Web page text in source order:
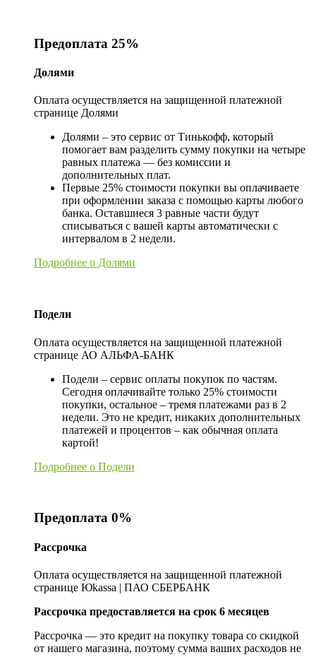
Предоплата 25%
Долями
Оплата осуществляется на защищенной платежной
странице Долями
Долями – это сервис от Тинькофф, который
помогает вам разделить сумму покупки на четыре
равных платежа — без комиссии и
дополнительных плат.
Первые 25% стоимости покупки вы оплачиваете
при оформлении заказа с помощью карты любого
банка. Оставшиеся 3 равные части будут
списываться с вашей карты автоматически с
интервалом в 2 недели.
Подробнее о Долями
Подели
Оплата осуществляется на защищенной платежной
странице АО АЛЬФА-БАНК
Подели – сервис оплаты покупок по частям.
Сегодня оплачивайте только 25% стоимости
покупки, остальное – тремя платежами раз в 2
недели. Это не кредит, никаких дополнительных
платежей и процентов – как обычная оплата
картой!
Подробнее о Подели
Предоплата 0%
Рассрочка
Оплата осуществляется на защищенной платежной
странице Юkassa | ПАО СБЕРБАНК
Рассрочка предоставляется на срок 6 месяцев
Рассрочка — это кредит на покупку товара со скидкой
от нашего магазина, поэтому сумма ваших расходов не